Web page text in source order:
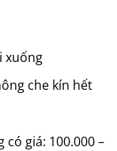
xuống
che kín hết
giá: 100.000 –